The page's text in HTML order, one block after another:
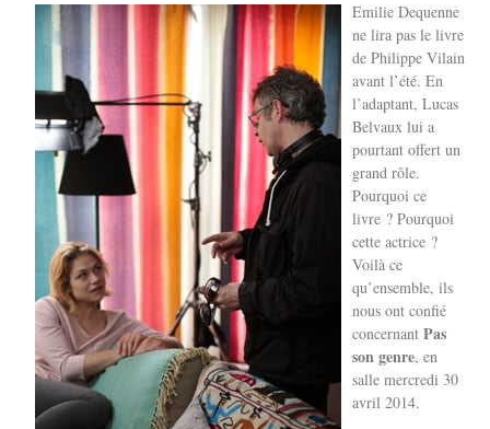
o
k
I
Emilie Dequenne
ne lira pas le livre
de Philippe Vilain
avant l’été. En
l’adaptant, Lucas
Belvaux lui a
pourtant offert un
grand rôle.
Pourquoi ce
livre ? Pourquoi
cette actrice ?
Voilà ce
qu’ensemble, ils
nous ont confié
concernantPas
son genre, en
salle mercredi 30
avril 2014.